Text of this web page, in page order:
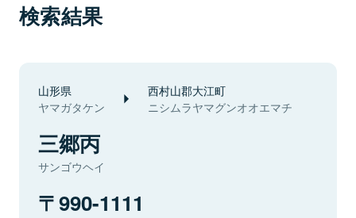
検索結果
山形県
ヤマガタケン
西村山郡大江町
ニシムラヤマグンオオエマチ
三郷丙
サンゴウヘイ
990-1111